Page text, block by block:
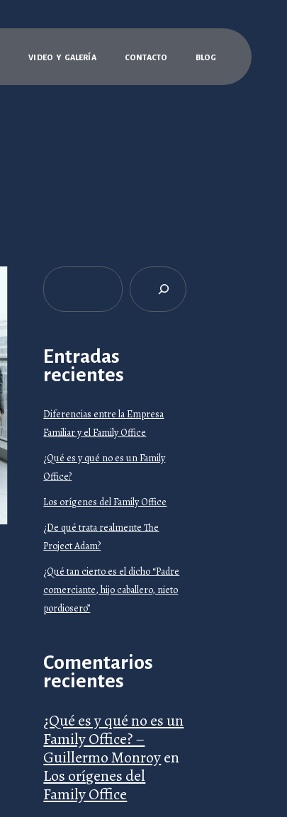
VI DEO Y GALERÍA CONTACTO BLOG
Entradas
recientes
Diferencias entre la Empresa
Familiar y el Family Office
¿Qué es y qué no es un Family
Office?
Los orígenes del Family Office
¿De qué trata realmente The
Project Adam?
¿Qué tan cierto es el dicho “Padre
comerciante, hijo caballero, nieto
pordiosero”
Comentarios
recientes
¿Qué es y qué no es un
Family Office? –
Guillermo Monroyen
Los orígenes del
Family Office